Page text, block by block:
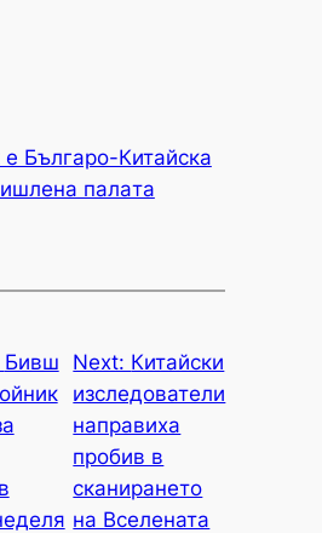
Българо-Китайска
палaта
Бивш
Next: Китайски
изследователи
направиха
пробив в
сканирането
на Вселената